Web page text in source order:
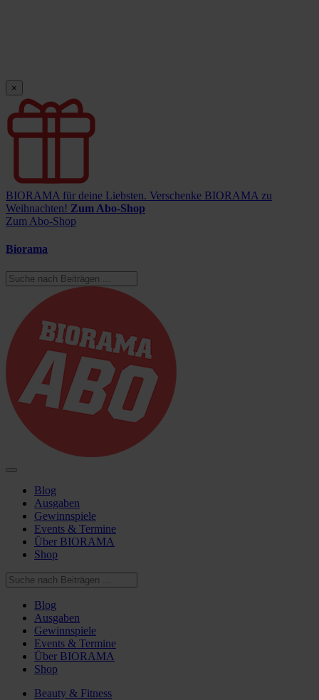
×
BIORAMA für deine Liebsten. Verschenke BIORAMA zu
Weihnachten! Zum Abo-Shop
Zum Abo-Shop
Biorama
Blog
Ausgaben
Gewinnspiele
Events & Termine
Über BIORAMA
Shop
Blog
Ausgaben
Gewinnspiele
Events & Termine
Über BIORAMA
Shop
Beauty & Fitness